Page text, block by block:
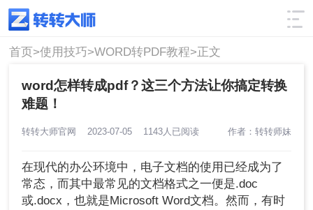
使用技巧 筛选
首页>使用技巧>WORD转PDF教程>正文
word怎样转成pdf？这三个方法让你搞定转换
难题！
转转大师官网 2023-07-05 1143人已阅读 作者：转转师妹
在现代的办公环境中，电子文档的使用已经成为了
常态，而其中最常见的文档格式之一便是.doc
或.docx，也就是Microsoft Word文档。然而，有时